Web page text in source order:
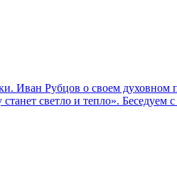
Иван Рубцов о своем духовном
станет светло и тепло».